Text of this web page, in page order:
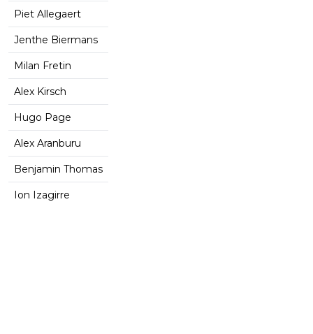
Piet Allegaert
Jenthe Biermans
Milan Fretin
Alex Kirsch
Hugo Page
Alex Aranburu
Benjamin Thomas
Ion Izagirre